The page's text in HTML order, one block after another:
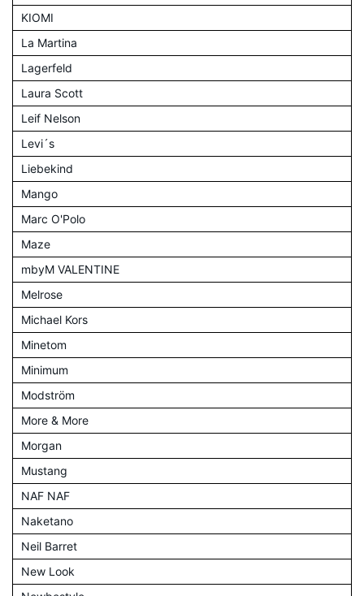
KIOMI
La Martina
Lagerfeld
Laura Scott
Leif Nelson
Levi´s
Liebekind
Mango
Marc O'Polo
Maze
mbyM VALENTINE
Melrose
Michael Kors
Minetom
Minimum
Modström
More & More
Morgan
Mustang
NAF NAF
Naketano
Neil Barret
New Look